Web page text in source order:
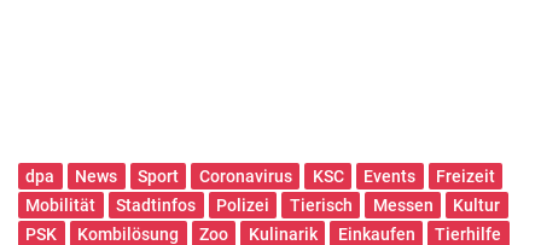
dpa News Sport Coronavirus KSC Events
Freizeit
Mobilität
Stadtinfos Polizei Tierisch Messen
Kultur
PSK
Kombilösung Zoo Kulinarik Einkaufen
Tierhilfe